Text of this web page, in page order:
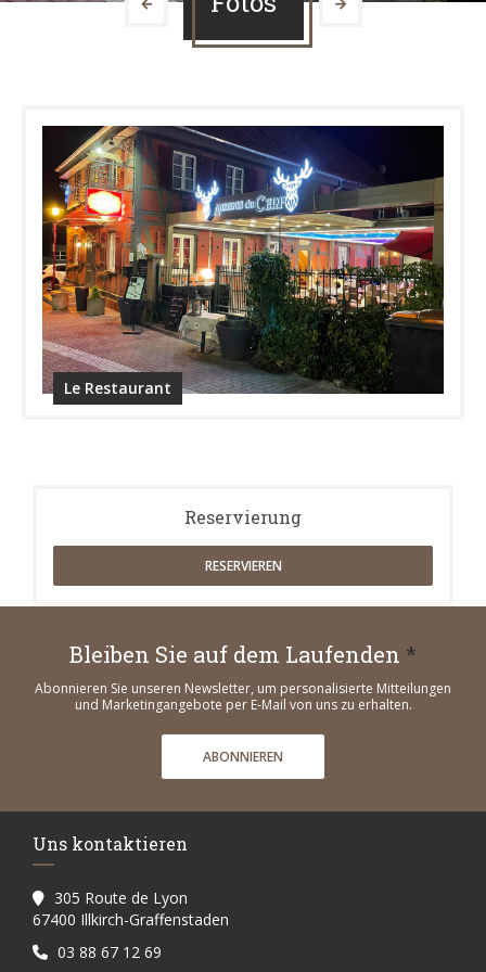
Le Restaurant
Reservierung
RESERVIEREN
Bleiben Sie auf dem Laufenden *
Abonnieren Sie unseren Newsletter, um personalisierte Mitteilungen
und Marketingangebote per E-Mail von uns zu erhalten.
ABONNIEREN
Uns kontaktieren
305 Route de Lyon
67400 Illkirch-Graffenstaden
03 88 67 12 69